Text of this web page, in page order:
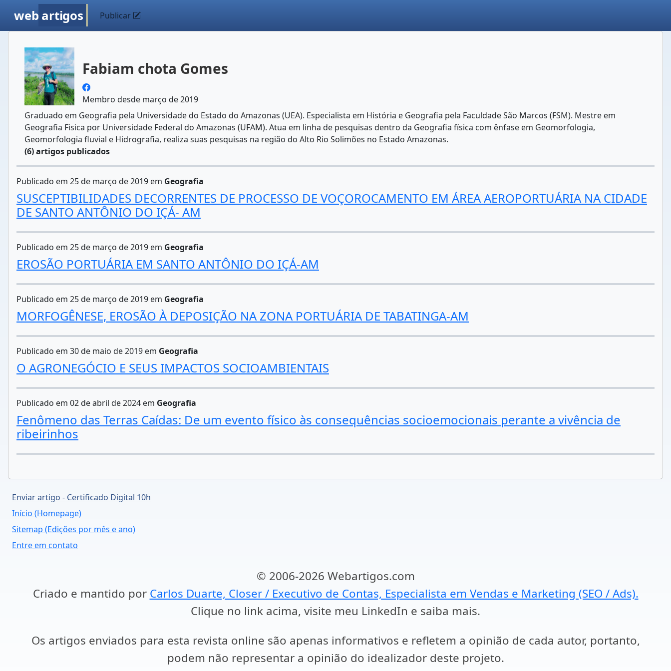
web artigos Publicar
Fabiam chota Gomes
Membro desde março de 2019
Graduado em Geografia pela Universidade do Estado do Amazonas (UEA). Especialista em História e Geografia pela Faculdade São Marcos (FSM). Mestre em
Geografia Fisica por Universidade Federal do Amazonas (UFAM). Atua em linha de pesquisas dentro da Geografia física com ênfase em Geomorfologia,
Geomorfologia fluvial e Hidrografia, realiza suas pesquisas na região do Alto Rio Solimões no Estado Amazonas.
(6) artigos publicados
Publicado em 25 de março de 2019 em Geografia
SUSCEPTIBILIDADES DECORRENTES DE PROCESSO DE VOÇOROCAMENTO EM ÁREA AEROPORTUÁRIA NA CIDADE
DE SANTO ANTÔNIO DO IÇÁ- AM
Publicado em 25 de março de 2019 em Geografia
EROSÃO PORTUÁRIA EM SANTO ANTÔNIO DO IÇÁ-AM
Publicado em 25 de março de 2019 em Geografia
MORFOGÊNESE, EROSÃO À DEPOSIÇÃO NA ZONA PORTUÁRIA DE TABATINGA-AM
Publicado em 30 de maio de 2019 em Geografia
O AGRONEGÓCIO E SEUS IMPACTOS SOCIOAMBIENTAIS
Publicado em 02 de abril de 2024 em Geografia
Fenômeno das Terras Caídas: De um evento físico às consequências socioemocionais perante a vivência de
ribeirinhos
Enviar artigo - Certificado Digital 10h
Início (Homepage)
Sitemap (Edições por mês e ano)
Entre em contato
© 2006-2026 Webartigos.com
Criado e mantido por Carlos Duarte, Closer / Executivo de Contas, Especialista em Vendas e Marketing (SEO / Ads).
Clique no link acima, visite meu LinkedIn e saiba mais.
Os artigos enviados para esta revista online são apenas informativos e refletem a opinião de cada autor, portanto,
podem não representar a opinião do idealizador deste projeto.